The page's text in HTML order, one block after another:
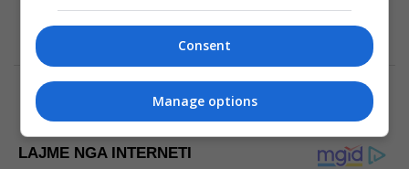
LAJME NGA INTERNETI
Consent
Manage options